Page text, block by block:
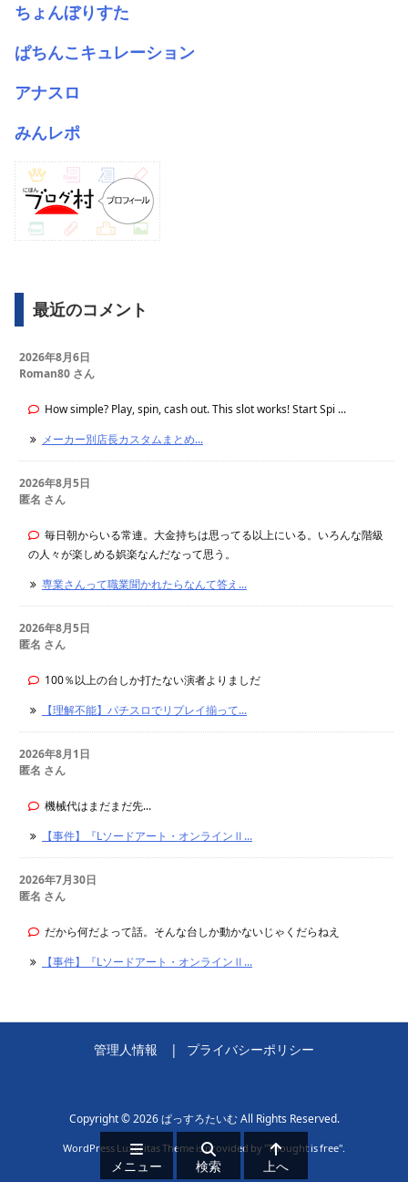
ちょんぼりすた
ぱちんこキュレーション
アナスロ
みんレポ
最近のコメント
2026年8月6日
Roman80 さん
How simple? Play, spin, cash out. This slot works! Start Spi ...
メーカー別店長カスタムまとめ...
2026年8月5日
匿名 さん
毎日朝からいる常連。大金持ちは思ってる以上にいる。いろんな階級
の人々が楽しめる娯楽なんだなって思う。
専業さんって職業聞かれたらなんて答え...
2026年8月5日
匿名 さん
100％以上の台しか打たない演者よりましだ
【理解不能】パチスロでリプレイ揃って...
2026年8月1日
匿名 さん
機械代はまだまだ先...
【事件】『Lソードアート・オンラインⅡ...
2026年7月30日
匿名 さん
だから何だよって話。そんな台しか動かないじゃくだらねえ
【事件】『Lソードアート・オンラインⅡ...
管理人情報 プライバシーポリシー
Copyright ©2026 ぱっすろたいむAll Rights Reserved.
WordPress Luxeritas Theme is provided by "Thought is free".
メニュー 検索 上へ